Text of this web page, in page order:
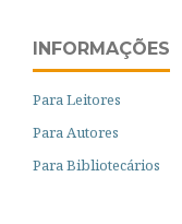
INFORMAÇÕES
Para Leitores
Para Autores
Para Bibliotecários